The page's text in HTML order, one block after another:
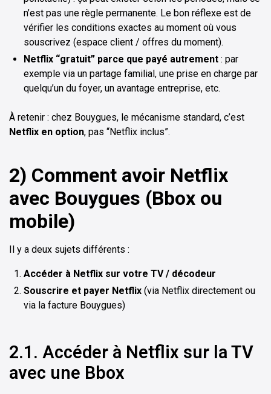
n’est pas une règle permanente. Le bon réflexe est de
vérifier les conditions exactes au moment où vous
souscrivez (espace client / offres du moment).
Netflix “gratuit” parce que payé autrement : par
exemple via un partage familial, une prise en charge par
quelqu’un du foyer, un avantage entreprise, etc.
À retenir : chez Bouygues, le mécanisme standard, c’est
Netflix en option, pas “Netflix inclus”.
2) Comment avoir Netflix
avec Bouygues (Bbox ou
mobile)
Il y a deux sujets différents :
Accéder à Netflix sur votre TV / décodeur
Souscrire et payer Netflix (via Netflix directement ou
via la facture Bouygues)
2.1. Accéder à Netflix sur la TV
avec une Bbox